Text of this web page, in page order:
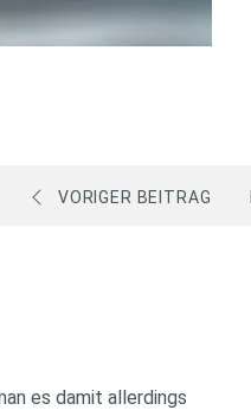
VORIGER BEITRAG
es damit allerdings